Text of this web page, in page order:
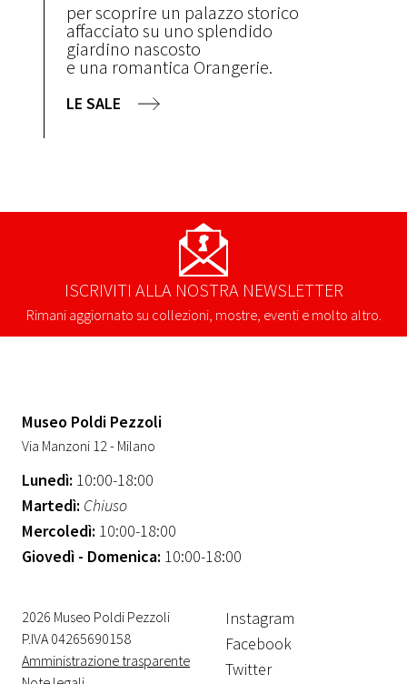
per scoprire un palazzo storico
affacciato su uno splendido
giardino nascosto
e una romantica Orangerie.
LE SALE
ISCRIVITI ALLA NOSTRA NEWSLETTER
Rimani aggiornato su collezioni, mostre, eventi e molto altro.
Museo Poldi Pezzoli
Via Manzoni 12 - Milano
Lunedì: 10:00-18:00
Martedì: Chiuso
Mercoledì: 10:00-18:00
Giovedì - Domenica: 10:00-18:00
2026 Museo Poldi Pezzoli
P.IVA 04265690158
Amministrazione trasparente
Instagram
Facebook
Twitter